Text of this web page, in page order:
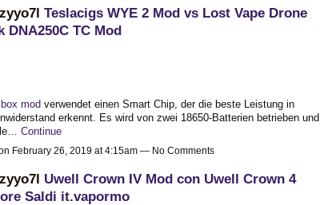
Teslacigs WYE 2 Mod vs Lost Vape Drone
DNA250C TC Mod
modverwendet einen Smart Chip, der die beste Leistung in
erkennt. Es wird von zwei 18650-Batterien betrieben und
Continue
February 26, 2019 at 4:15am — No Comments
Uwell Crown IV Mod con Uwell Crown 4
Saldi it.vapormo